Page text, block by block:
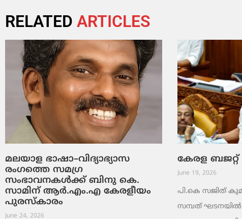
RELATED ARTICLES
മലയാള ഭാഷാ–വിദ്യാഭ്യാസ
രംഗത്തെ സമഗ്ര
സംഭാവനകൾക്ക് ബിനു കെ.
സാമിന് ആർ.എം.എ കേരളീയം
പുരസ്‌കാരം
June 24, 2026
കേരള ബജറ്റ്
June 19, 2026
പി.കെ സജിത്
സമ്പത് ഘടനയിൽ